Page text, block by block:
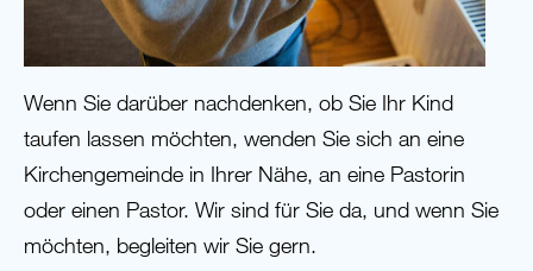
Wenn Sie darüber nachdenken, ob Sie Ihr Kind
taufen lassen möchten, wenden Sie sich an eine
Kirchengemeinde in Ihrer Nähe, an eine Pastorin
oder einen Pastor. Wir sind für Sie da, und wenn Sie
möchten, begleiten wir Sie gern.